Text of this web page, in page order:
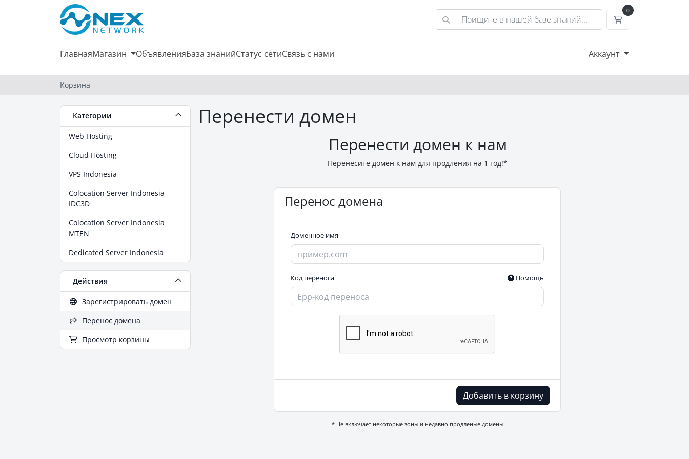
0
Корзина
ГлавнаяМагазин ОбъявленияБаза знанийСтатус сетиСвязь с нами Аккаунт
Корзина
Категории
Web Hosting
Cloud Hosting
VPS Indonesia
Colocation Server Indonesia
IDC3D
Colocation Server Indonesia
MTEN
Dedicated Server Indonesia
Действия
Зарегистрировать домен
Перенос домена
Просмотр корзины
Перенести домен
Перенести домен к нам
Перенесите домен к нам для продления на 1 год!*
Перенос домена
Доменное имя
Код переноса Помощь
Добавить в корзину
* Не включает некоторые зоны и недавно продленые домены